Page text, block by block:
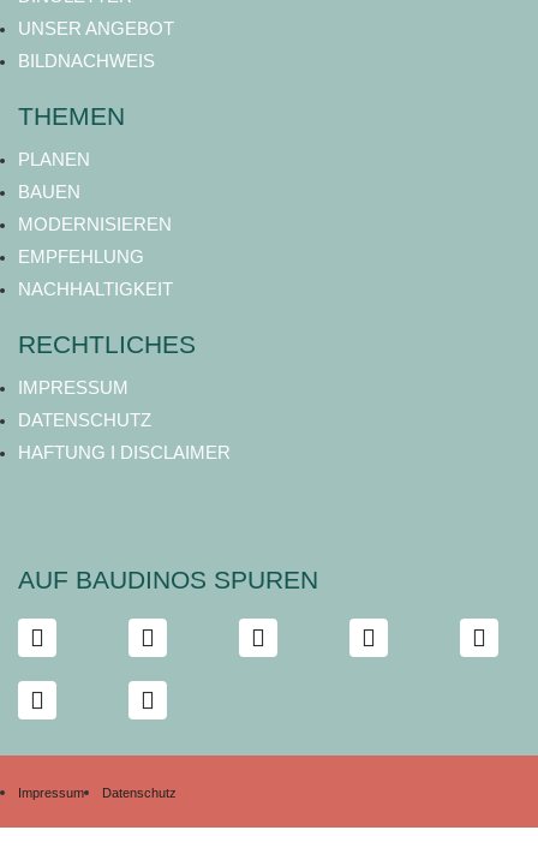
UNSER ANGEBOT
BILDNACHWEIS
THEMEN
PLANEN
BAUEN
MODERNISIEREN
EMPFEHLUNG
NACHHALTIGKEIT
RECHTLICHES
IMPRESSUM
DATENSCHUTZ
HAFTUNG I DISCLAIMER
AUF BAUDINOS SPUREN
Impressum Datenschutz